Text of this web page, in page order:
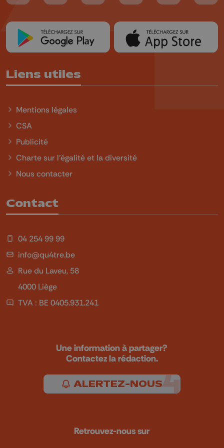
Liens utiles
Mentions légales
CSA
Publicité
Charte sur l'égalité et la diversité
Nous contacter
Contact
04 254 99 99
info@qu4tre.be
Rue du Laveu, 58
4000 Liège
TVA : BE 0405.931.241
Une information à partager?
Contactez la rédaction.
ALERTEZ-NOUS
Retrouvez-nous sur